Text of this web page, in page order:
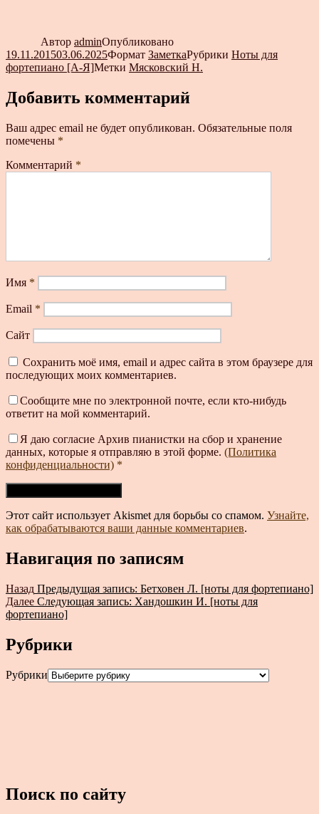
Автор adminОпубликовано
19.11.201503.06.2025Формат ЗаметкаРубрики Ноты для
фортепиано [А-Я]Метки Мясковский Н.
Добавить комментарий
Ваш адрес email не будет опубликован. Обязательные поля
помечены *
Комментарий *
Имя *
Email *
Сайт
Сохранить моё имя, email и адрес сайта в этом браузере для
последующих моих комментариев.
Сообщите мне по электронной почте, если кто-нибудь
ответит на мой комментарий.
Я даю согласие Архив пианистки на сбор и хранение
данных, которые я отправляю в этой форме. (Политика
конфиденциальности) *
Этот сайт использует Akismet для борьбы со спамом. Узнайте,
как обрабатываются ваши данные комментариев.
Навигация по записям
Назад Предыдущая запись: Бетховен Л. [ноты для фортепиано]
Далее Следующая запись: Хандошкин И. [ноты для
фортепиано]
Рубрики
Рубрики
Поиск по сайту